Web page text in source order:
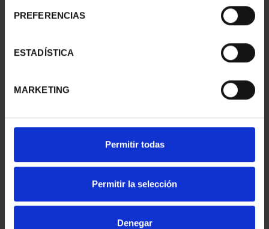
PREFERENCIAS
ESTADÍSTICA
MARKETING
Permitir todas
Permitir la selección
Denegar
PROVINCIA 3
registrados
PROVINCIA 4
registrados